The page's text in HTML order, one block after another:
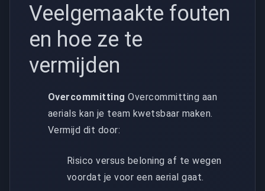
Veelgemaakte fouten
en hoe ze te
vermijden
Overcommitting Overcommitting aan
aerials kan je team kwetsbaar maken.
Vermijd dit door:
Risico versus beloning af te wegen
voordat je voor een aerial gaat.